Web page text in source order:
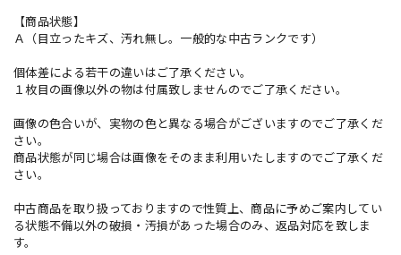
【商品状態】
Ａ（目立ったキズ、汚れ無し。一般的な中古ランクです）
個体差による若干の違いはご了承ください。
１枚目の画像以外の物は付属致しませんのでご了承ください。
画像の色合いが、実物の色と異なる場合がございますのでご了承くだ
さい。
商品状態が同じ場合は画像をそのまま利用いたしますのでご了承くだ
さい。
中古商品を取り扱っておりますので性質上、商品に予めご案内してい
る状態不備以外の破損・汚損があった場合のみ、返品対応を致しま
す。